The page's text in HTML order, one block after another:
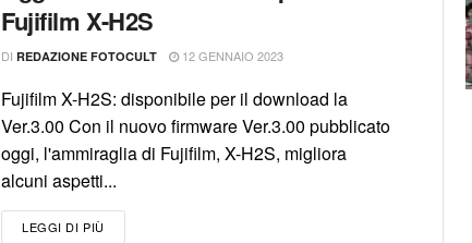
Fujifilm X-H2S
DI REDAZIONE FOTOCULT 12 GENNAIO 2023
Fujifilm X-H2S: disponibile per il download la
Ver.3.00 Con il nuovo firmware Ver.3.00 pubblicato
oggi, l'ammiraglia di Fujifilm, X-H2S, migliora
alcuni aspetti...
LEGGI DI PIÙ